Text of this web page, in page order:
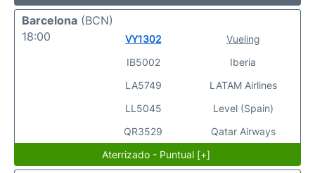
Barcelona (BCN)
18:00
VY1302
IB5002
LA5749
LL5045
QR3529
Vueling
Iberia
LATAM Airlines
Level (Spain)
Qatar Airways
Aterrizado - Puntual [+]